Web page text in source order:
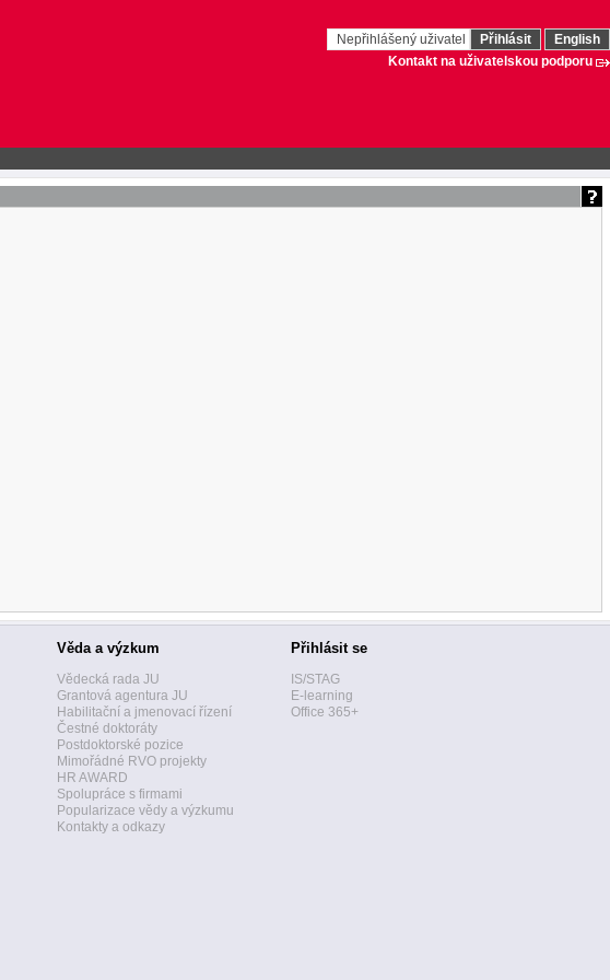
Nepřihlášený uživatel Přihlásit
English
Kontakt na uživatelskou podporu
Věda a výzkum
Vědecká rada JU
Grantová agentura JU
Habilitační a jmenovací řízení
Čestné doktoráty
Postdoktorské pozice
Mimořádné RVO projekty
HR AWARD
Spolupráce s firmami
Popularizace vědy a výzkumu
Kontakty a odkazy
Přihlásit se
IS/STAG
E-learning
Office 365+